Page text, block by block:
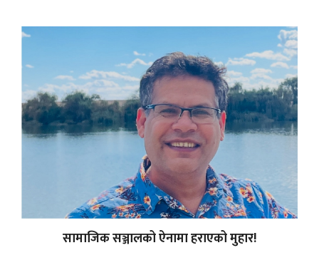
सामाजिक सञ्जालको ऐनामा हराएको मुहार!